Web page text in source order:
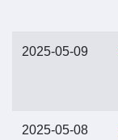
2025-05-09
2025-05-08